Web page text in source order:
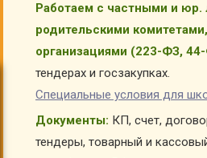
Работаем с частными и юр.
родительскими
организациями (223-ФЗ,
тендерах и госзакупках.
Специальные условия для
Документы: КП, счет,
тендеры, товарный и